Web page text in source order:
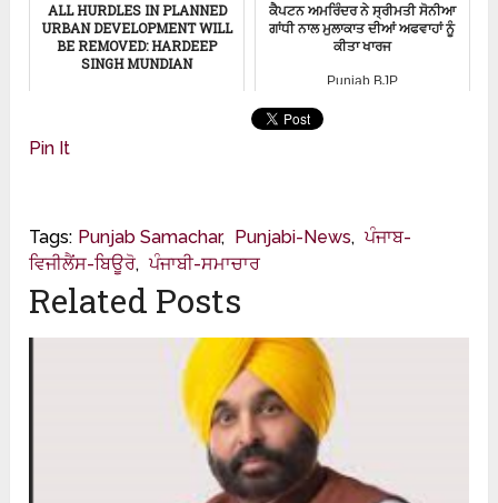
ALL HURDLES IN PLANNED
URBAN DEVELOPMENT WILL
BE REMOVED: HARDEEP
SINGH MUNDIAN
ਕੈਪਟਨ ਅਮਰਿੰਦਰ ਨੇ ਸ੍ਰੀਮਤੀ ਸੋਨੀਆ
ਗਾਂਧੀ ਨਾਲ ਮੁਲਾਕਾਤ ਦੀਆਂ ਅਫਵਾਹਾਂ ਨੂੰ
ਕੀਤਾ ਖਾਰਜ
Punjab BJP
Pin It
Tags: Punjab Samachar, Punjabi-News, ਪੰਜਾਬ-
ਵਿਜੀਲੈਂਸ-ਬਿਊਰੋ, ਪੰਜਾਬੀ-ਸਮਾਚਾਰ
Related Posts